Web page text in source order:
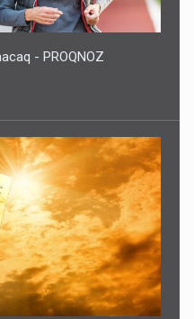
- PROQNOZ